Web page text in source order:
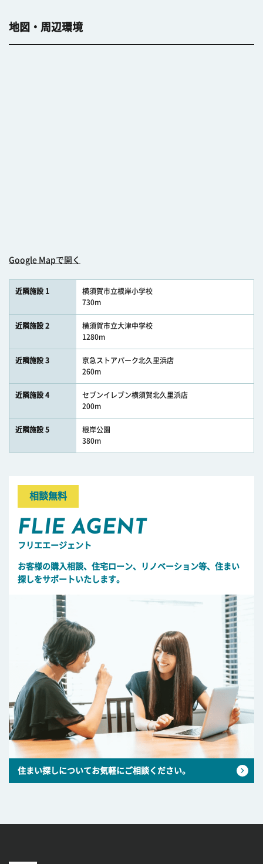
地図・周辺環境
Google Mapで開く
近隣施設 1
横須賀市立根岸小学校
730m
近隣施設 2
横須賀市立大津中学校
1280m
近隣施設 3
京急ストアパーク北久里浜店
260m
近隣施設 4
セブンイレブン横須賀北久里浜店
200m
近隣施設 5
根岸公園
380m
相談無料
FLIE AGENT
フリエエージェント
お客様の購入相談、住宅ローン、リノベーション等、住まい
探しをサポートいたします。
住まい探しについてお気軽にご相談ください。